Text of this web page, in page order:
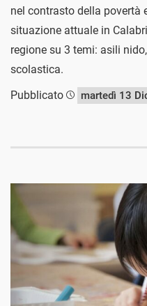
nel contrasto della povertà
situazione attuale in
regione su 3 temi: asili
scolastica.
Pubblicato
martedì 13